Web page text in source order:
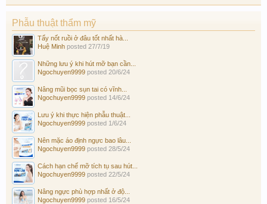
Phẫu thuật thẩm mỹ
Tẩy nốt ruồi ở đâu tốt nhất hà...
Huệ Minh posted 27/7/19
Những lưu ý khi hút mỡ bạn cần...
Ngochuyen9999 posted 20/6/24
Nâng mũi bọc sụn tai có vĩnh...
Ngochuyen9999 posted 14/6/24
Lưu ý khi thực hiện phẫu thuật...
Ngochuyen9999 posted 1/6/24
Nên mặc áo định ngực bao lâu...
Ngochuyen9999 posted 28/5/24
Cách hạn chế mỡ tích tụ sau hút...
Ngochuyen9999 posted 22/5/24
Nâng ngực phù hợp nhất ở độ...
Ngochuyen9999 posted 16/5/24